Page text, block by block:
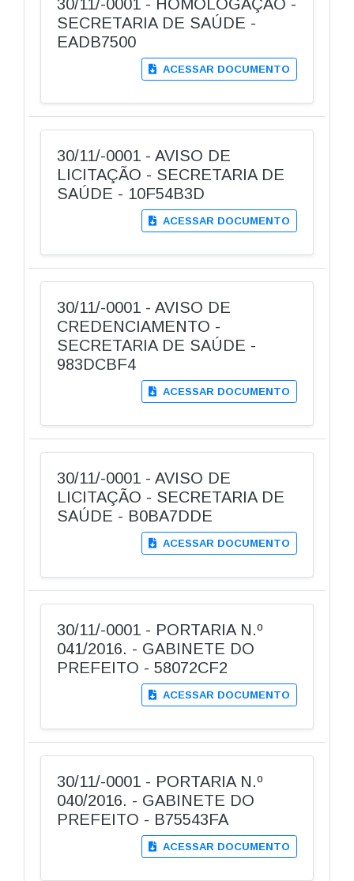
30/11/-0001 - HOMOLOGAÇÃO -
SECRETARIA DE SAÚDE -
EADB7500
ACESSAR DOCUMENTO
30/11/-0001 - AVISO DE
LICITAÇÃO - SECRETARIA DE
SAÚDE - 10F54B3D
ACESSAR DOCUMENTO
30/11/-0001 - AVISO DE
CREDENCIAMENTO -
SECRETARIA DE SAÚDE -
983DCBF4
ACESSAR DOCUMENTO
30/11/-0001 - AVISO DE
LICITAÇÃO - SECRETARIA DE
SAÚDE - B0BA7DDE
ACESSAR DOCUMENTO
30/11/-0001 - PORTARIA N.º
041/2016. - GABINETE DO
PREFEITO - 58072CF2
ACESSAR DOCUMENTO
30/11/-0001 - PORTARIA N.º
040/2016. - GABINETE DO
PREFEITO - B75543FA
ACESSAR DOCUMENTO